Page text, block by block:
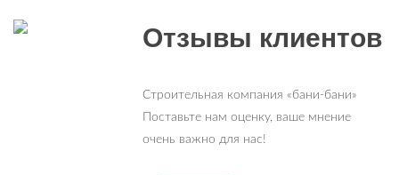
Отзывы клиентов
Строительная компания «бани-бани»
Поставьте нам оценку, ваше мнение
очень важно для нас!